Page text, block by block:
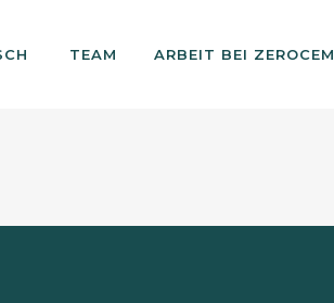
TEAM ARBEIT BEI ZEROCEM